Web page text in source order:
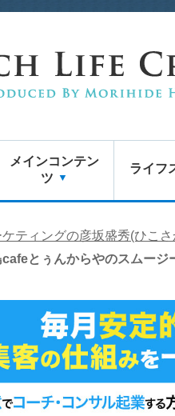
メインコンテン
ツ
ライフ
ティングの彦坂盛秀(ひこ
とぅんからやのスムージ